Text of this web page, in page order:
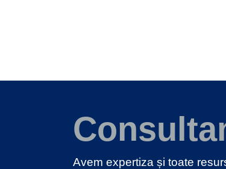
Avem expertiza și toate